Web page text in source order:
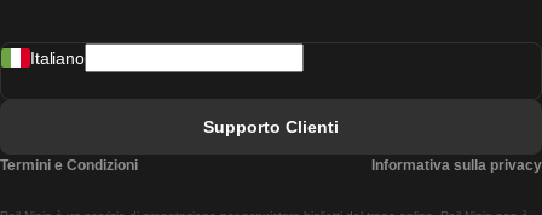
Italiano
Supporto Clienti
Termini e Condizioni Informativa sulla privacy